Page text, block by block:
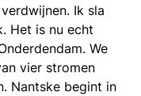
Ik sla
Het is nu echt
We
vier stromen
Nantske begint in